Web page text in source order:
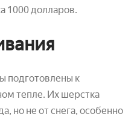
1000 долларов.
подготовлены к
тепле. Их шерстка
но не от снега, особенно